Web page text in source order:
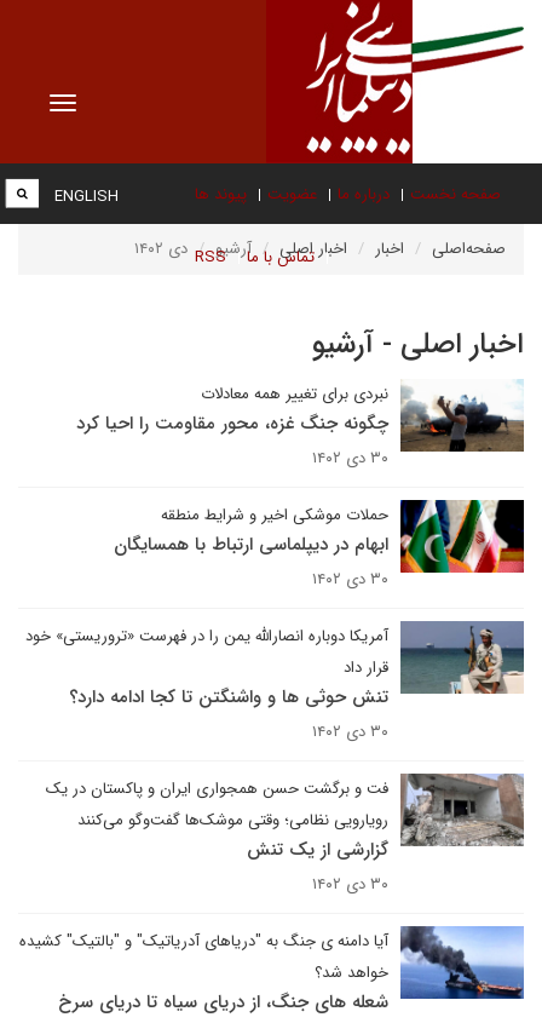
Toggle
صفحه نخست درباره ما عضویت پیوند ها
تماس با ما RSS
ENGLISH
صفحه‌اصلی اخبار اخبار اصلی آرشیو دی ۱۴۰۲
اخبار اصلی - آرشیو
نبردی برای تغییر همه معادلات
چگونه جنگ غزه، محور مقاومت را احیا کرد
۳۰ دی ۱۴۰۲
حملات موشکی اخیر و شرایط منطقه
ابهام در دیپلماسی ارتباط با همسایگان
۳۰ دی ۱۴۰۲
آمریکا دوباره انصارالله یمن را در فهرست «تروریستی» خود
قرار داد
تنش حوثی ها و واشنگتن تا کجا ادامه دارد؟
۳۰ دی ۱۴۰۲
فت و برگشت حسن همجواری ایران و پاکستان در یک
رویارویی نظامی؛ وقتی موشک‌ها گفت‌وگو می‌کنند
گزارشی از یک تنش
۳۰ دی ۱۴۰۲
آیا دامنه ی جنگ به "دریاهای آدریاتیک" و "بالتیک" کشیده
خواهد شد؟
شعله های جنگ، از دریای سیاه تا دریای سرخ